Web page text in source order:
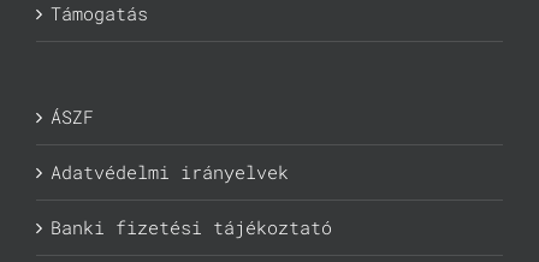
Támogatás
ÁSZF
Adatvédelmi irányelvek
Banki fizetési tájékoztató